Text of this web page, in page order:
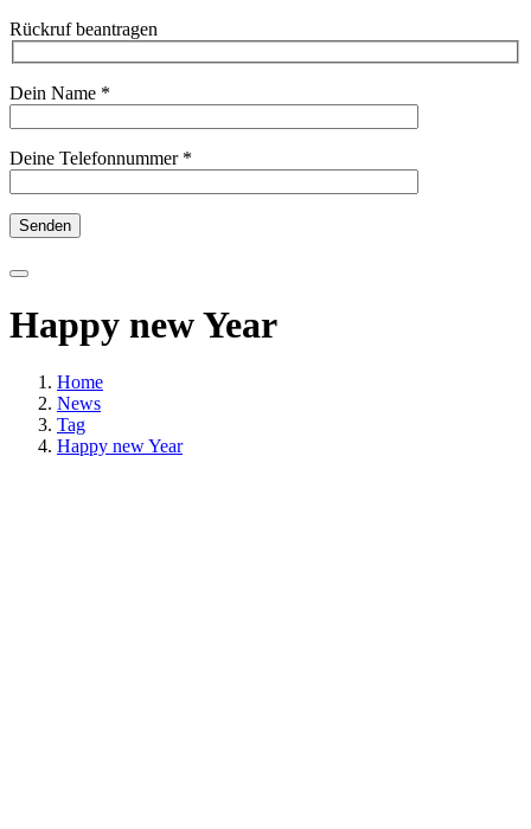
Rückruf beantragen
Dein Name *
Deine Telefonnummer *
Happy new Year
Home
News
Tag
Happy new Year